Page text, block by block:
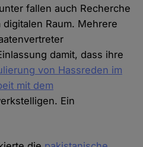
fallen auch Recherche
Raum. Mehrere
damit, dass ihre
von Hassreden im
mit dem
Ein